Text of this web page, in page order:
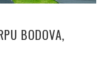
BODOVA,